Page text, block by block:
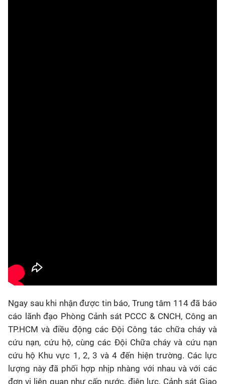
Ngay sau khi nhận được tin báo, Trung tâm 114 đã báo
cáo lãnh đạo Phòng Cảnh sát PCCC & CNCH, Công an
TP.HCM và điều động các Đội Công tác chữa cháy và
cứu nạn, cứu hộ, cùng các Đội Chữa cháy và cứu nạn
cứu hộ Khu vực 1, 2, 3 và 4 đến hiện trường. Các lực
lượng này đã phối hợp nhịp nhàng với nhau và với các
đơn vị liên quan như cấp nước, điện lực, Cảnh sát Giao